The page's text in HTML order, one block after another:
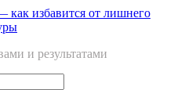
и результатами